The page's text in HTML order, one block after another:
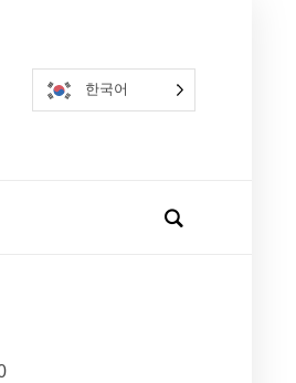
한국어